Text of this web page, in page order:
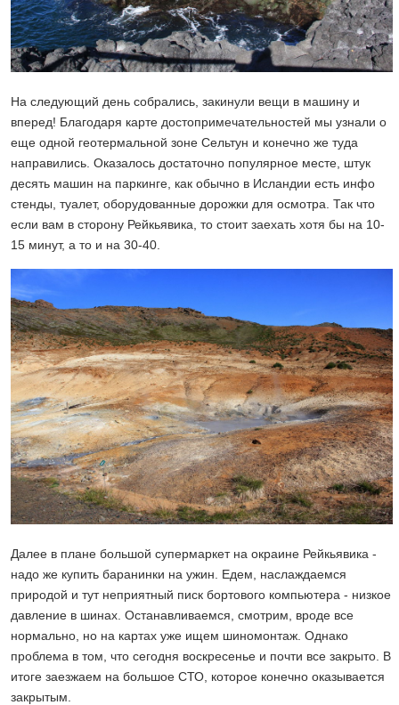
На следующий день собрались, закинули вещи в машину и
вперед! Благодаря карте достопримечательностей мы узнали о
еще одной геотермальной зоне Сельтун и конечно же туда
направились. Оказалось достаточно популярное месте, штук
десять машин на паркинге, как обычно в Исландии есть инфо
стенды, туалет, оборудованные дорожки для осмотра. Так что
если вам в сторону Рейкьявика, то стоит заехать хотя бы на 10-
15 минут, а то и на 30-40.
Далее в плане большой супермаркет на окраине Рейкьявика -
надо же купить баранинки на ужин. Едем, наслаждаемся
природой и тут неприятный писк бортового компьютера - низкое
давление в шинах. Останавливаемся, смотрим, вроде все
нормально, но на картах уже ищем шиномонтаж. Однако
проблема в том, что сегодня воскресенье и почти все закрыто. В
итоге заезжаем на большое СТО, которое конечно оказывается
закрытым.